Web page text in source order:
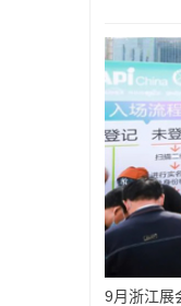
9月浙江展